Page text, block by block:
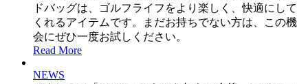
ドバッグは、ゴルフライフをより楽しく、快適にして
くれるアイテムです。まだお持ちでない方は、この機
会にぜひ一度お試しください。
Read More
NEWS